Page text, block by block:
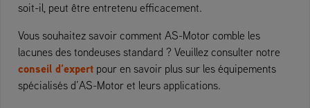
soit-il, peut être entretenu efficacement.
Vous souhaitez savoir comment AS-Motor comble les
lacunes des tondeuses standard ? Veuillez consulter notre
conseil d’expert pour en savoir plus sur les équipements
spécialisés d’AS-Motor et leurs applications.